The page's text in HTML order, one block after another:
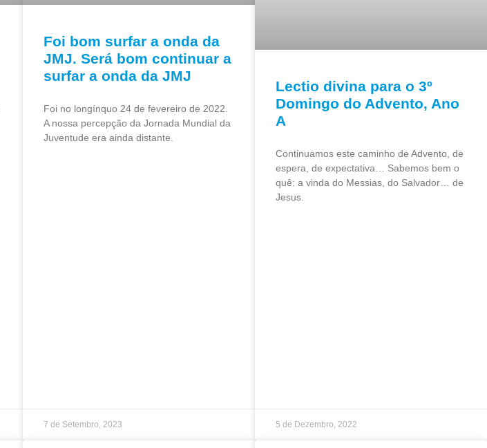
Foi bom surfar a onda da
JMJ. Será bom continuar a
surfar a onda da JMJ
Foi no longínquo 24 de fevereiro de 2022.
A nossa percepção da Jornada Mundial da
Juventude era ainda distante.
7 de Setembro, 2023
Lectio divina para o 3º
Domingo do Advento, Ano
A
Continuamos este caminho de Advento, de
espera, de expectativa… Sabemos bem o
quê: a vinda do Messias, do Salvador… de
Jesus.
5 de Dezembro, 2022